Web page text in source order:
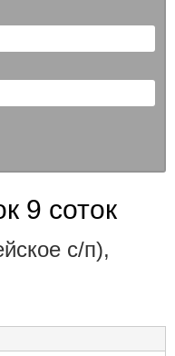
9 соток
с/п),